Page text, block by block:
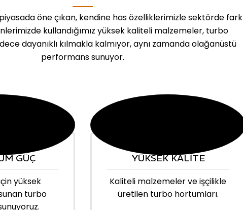
öne çıkan, kendine has özelliklerimizle sektörde fark
kullandığımız yüksek kaliteli malzemeler, turbo
dayanıklı kılmakla kalmıyor, aynı zamanda olağanüstü
performans sunuyor.
GÜÇ
yüksek
turbo
YÜKSEK KALİTE
Kaliteli malzemeler ve işçilikle
üretilen turbo hortumları.